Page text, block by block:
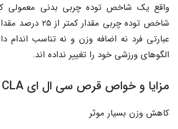
شاخص توده چربی
عبارتی فرد نه اضافه وزن و نه تناسب اندام
الگوهای ورزشی خود را تغییر نداده اند.
مزایا و خواص قرص سی ال ای CLA :
کاهش وزن بسیار موثر